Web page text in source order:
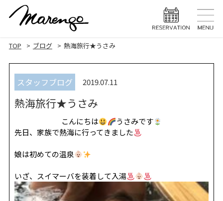
MENU メニュー
HEAD SPA
STAFF
TOP ブログ 熱海旅行★うさみ
スタッフブログ 2019.07.11
熱海旅行★うさみ
こんにちは
うさみです
先日、家族で熱海に行ってきました
娘は初めての温泉
いざ、スイマーバを装着して入湯